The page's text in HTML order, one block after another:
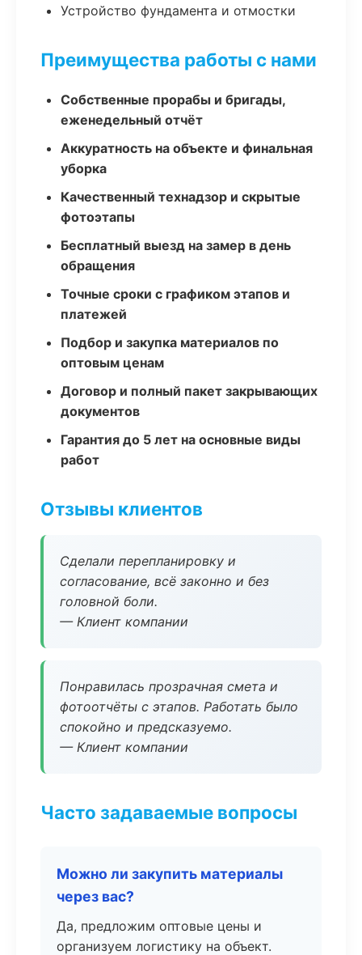
Устройство фундамента и отмостки
Преимущества работы с нами
Собственные прорабы и бригады,
еженедельный отчёт
Аккуратность на объекте и финальная
уборка
Качественный технадзор и скрытые
фотоэтапы
Бесплатный выезд на замер в день
обращения
Точные сроки с графиком этапов и
платежей
Подбор и закупка материалов по
оптовым ценам
Договор и полный пакет закрывающих
документов
Гарантия до 5 лет на основные виды
работ
Отзывы клиентов
Сделали перепланировку и
согласование, всё законно и без
головной боли.
— Клиент компании
Понравилась прозрачная смета и
фотоотчёты с этапов. Работать было
спокойно и предсказуемо.
— Клиент компании
Часто задаваемые вопросы
Можно ли закупить материалы
через вас?
Да, предложим оптовые цены и
организуем логистику на объект.